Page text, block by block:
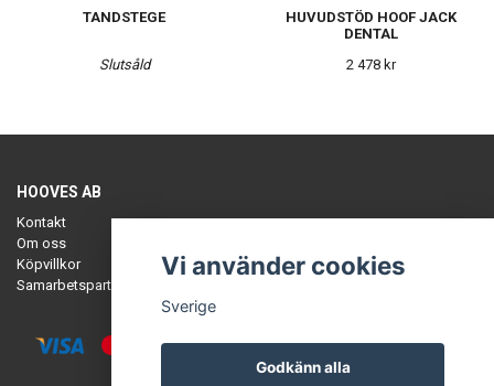
TANDSTEGE
Slutsåld
HUVUDSTÖD HOOF JACK
DENTAL
2 478 kr
HOOVES AB
Kontakt
Om oss
Köpvillkor
Samarbetspartners
Vi använder cookies
Sverige
Godkänn alla